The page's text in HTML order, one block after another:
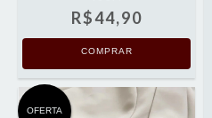
R$44,90
COMPRAR
OFERTA